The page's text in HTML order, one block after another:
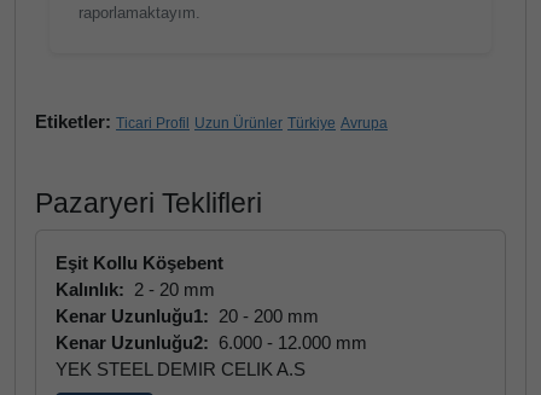
raporlamaktayım.
Etiketler: Ticari Profil Uzun Ürünler Türkiye Avrupa
Pazaryeri Teklifleri
Eşit Kollu Köşebent
Kalınlık: 2 - 20 mm
Kenar Uzunluğu1: 20 - 200 mm
Kenar Uzunluğu2: 6.000 - 12.000 mm
YEK STEEL DEMIR CELIK A.S